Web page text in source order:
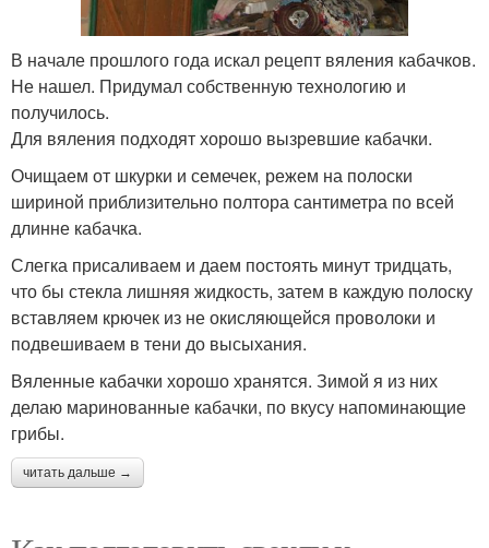
В начале прошлого года искал рецепт вяления кабачков.
Не нашел. Придумал собственную технологию и
получилось.
Для вяления подходят хорошо вызревшие кабачки.
Очищаем от шкурки и семечек, режем на полоски
шириной приблизительно полтора сантиметра по всей
длинне кабачка.
Слегка присаливаем и даем постоять минут тридцать,
что бы стекла лишняя жидкость, затем в каждую полоску
вставляем крючек из не окисляющейся проволоки и
подвешиваем в тени до высыхания.
Вяленные кабачки хорошо хранятся. Зимой я из них
делаю маринованные кабачки, по вкусу напоминающие
грибы.
читать дальше →